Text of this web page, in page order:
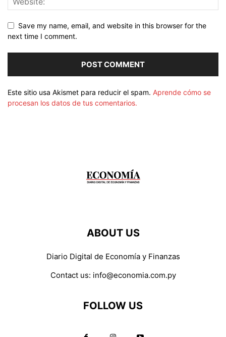
Save my name, email, and website in this browser for the
next time I comment.
Este sitio usa Akismet para reducir el spam. Aprende cómo se
procesan los datos de tus comentarios.
ABOUT US
Diario Digital de Economía y Finanzas
Contact us: info@economia.com.py
FOLLOW US